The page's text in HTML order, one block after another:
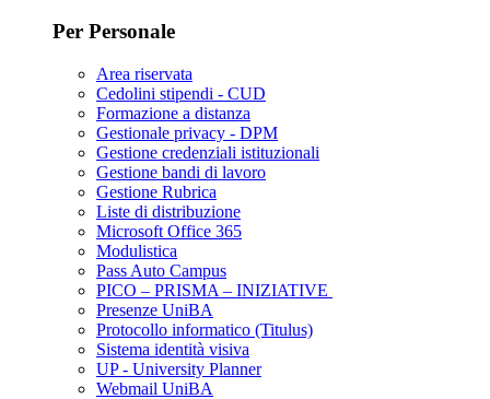
Per Personale
Area riservata
Cedolini stipendi - CUD
Formazione a distanza
Gestionale privacy - DPM
Gestione credenziali istituzionali
Gestione bandi di lavoro
Gestione Rubrica
Liste di distribuzione
Microsoft Office 365
Modulistica
Pass Auto Campus
PICO – PRISMA – INIZIATIVE
Presenze UniBA
Protocollo informatico (Titulus)
Sistema identità visiva
UP - University Planner
Webmail UniBA